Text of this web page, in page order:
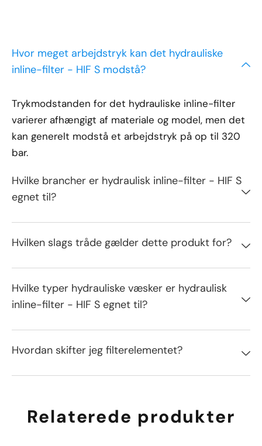
Hvor meget arbejdstryk kan det hydrauliske
inline-filter - HIF S modstå?
Trykmodstanden for det hydrauliske inline-filter
varierer afhængigt af materiale og model, men det
kan generelt modstå et arbejdstryk på op til 320
bar.
Hvilke brancher er hydraulisk inline-filter - HIF S
egnet til?
Hvilken slags tråde gælder dette produkt for?
Hvilke typer hydrauliske væsker er hydraulisk
inline-filter - HIF S egnet til?
Hvordan skifter jeg filterelementet?
Relaterede produkter